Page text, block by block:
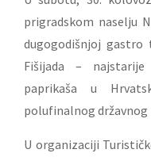
prigradskom naselju
dugogodišnjoj gastro
Fišijada –
paprikaša u
polufinalnog državnog
U organizaciji